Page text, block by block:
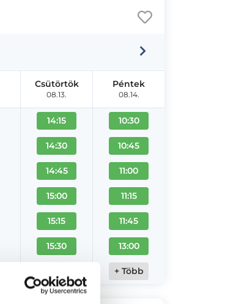
Csütörtök
08.13.
14:15
14:30
14:45
15:00
15:15
15:30
Péntek
08.14.
10:30
10:45
11:00
11:15
11:45
13:00
+ Több